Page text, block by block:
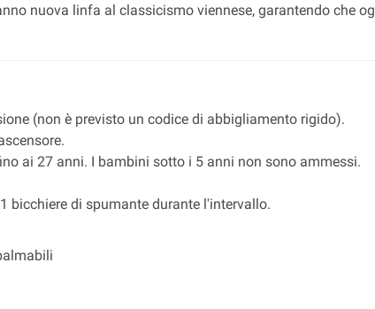
nuova linfa al classicismo viennese, garantendo che
(non è previsto un codice di abbigliamento rigido).
ai 27 anni. I bambini sotto i 5 anni non sono ammessi.
bicchiere di spumante durante l'intervallo.